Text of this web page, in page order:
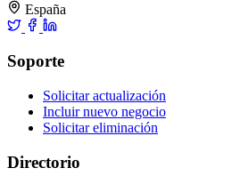
España
Soporte
Solicitar actualización
Incluir nuevo negocio
Solicitar eliminación
Directorio